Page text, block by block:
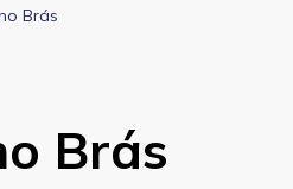
Brás
Brás